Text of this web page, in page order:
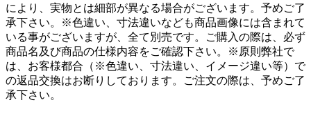
により、実物とは細部が異なる場合がございます。予めご了
承下さい。※色違い、寸法違いなども商品画像には含まれて
いる事がございますが、全て別売です。ご購入の際は、必ず
商品名及び商品の仕様内容をご確認下さい。※原則弊社で
は、お客様都合（※色違い、寸法違い、イメージ違い等）で
の返品交換はお断りしております。ご注文の際は、予めご了
承下さい。